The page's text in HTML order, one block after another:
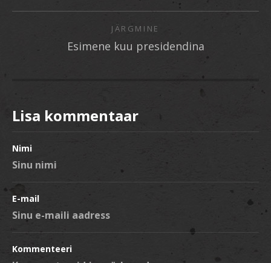
JÄRGMINE
Esimene kuu presidendina
Lisa kommentaar
Nimi
E-mail
Kommenteeri